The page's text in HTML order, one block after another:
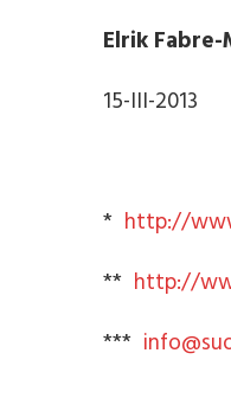
Elrik Fabre-
15-III-2013
* http://
** http://
***